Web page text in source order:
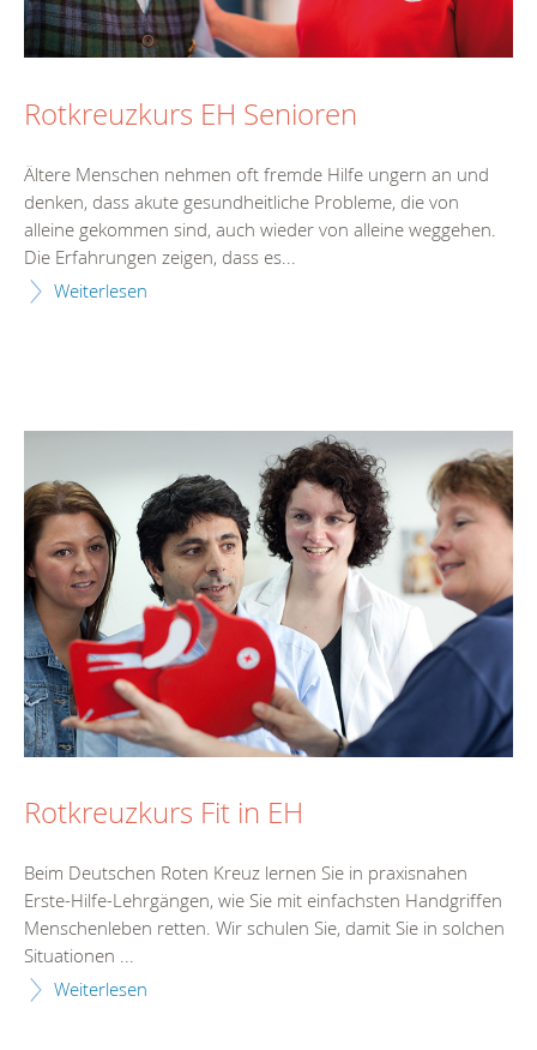
Rotkreuzkurs EH Senioren
Ältere Menschen nehmen oft fremde Hilfe ungern an und
denken, dass akute gesundheitliche Probleme, die von
alleine gekommen sind, auch wieder von alleine weggehen.
Die Erfahrungen zeigen, dass es...
Weiterlesen
Rotkreuzkurs Fit in EH
Beim Deutschen Roten Kreuz lernen Sie in praxisnahen
Erste-Hilfe-Lehrgängen, wie Sie mit einfachsten Handgriffen
Menschenleben retten. Wir schulen Sie, damit Sie in solchen
Situationen ...
Weiterlesen